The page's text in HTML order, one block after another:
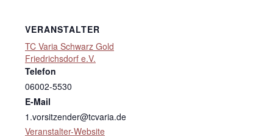
VERANSTALTER
TC Varia Schwarz Gold
Friedrichsdorf e.V.
Telefon
06002-5530
E-Mail
1.vorsitzender@tcvaria.de
Veranstalter-Website